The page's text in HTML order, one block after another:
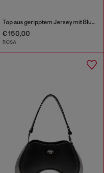
Top aus geripptem Jersey mit Blumenprint
€ 150,00
ROSA